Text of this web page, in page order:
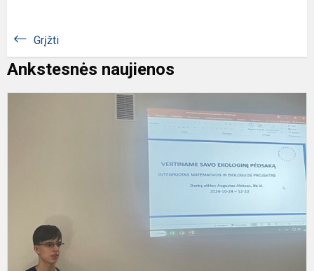
Grįžti
Ankstesnės naujienos